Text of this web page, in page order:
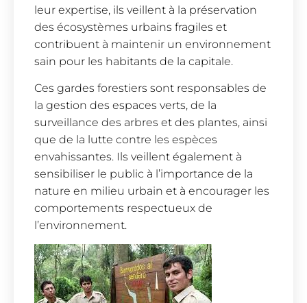
leur expertise, ils veillent à la préservation
des écosystèmes urbains fragiles et
contribuent à maintenir un environnement
sain pour les habitants de la capitale.
Ces gardes forestiers sont responsables de
la gestion des espaces verts, de la
surveillance des arbres et des plantes, ainsi
que de la lutte contre les espèces
envahissantes. Ils veillent également à
sensibiliser le public à l’importance de la
nature en milieu urbain et à encourager les
comportements respectueux de
l’environnement.